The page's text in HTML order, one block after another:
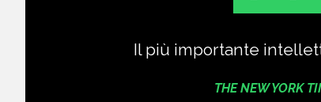
Il più importante
THE NEW YORK